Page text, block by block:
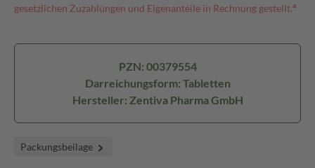
gesetzlichen Zuzahlungen und Eigenanteile in Rechnung gestellt.⁴
PZN: 00379554
Darreichungsform: Tabletten
Hersteller: Zentiva Pharma GmbH
Packungsbeilage